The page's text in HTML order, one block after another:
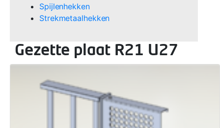
Spijlenhekken
Strekmetaalhekken
Gezette plaat R21 U27